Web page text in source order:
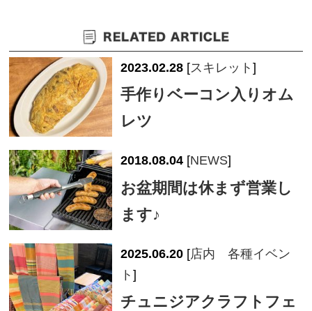
2023.02.28 [スキレット]
手作りベーコン入りオム
レツ
2018.08.04 [NEWS]
お盆期間は休まず営業し
ます♪
2025.06.20 [店内 各種イベン
ト]
チュニジアクラフトフェ